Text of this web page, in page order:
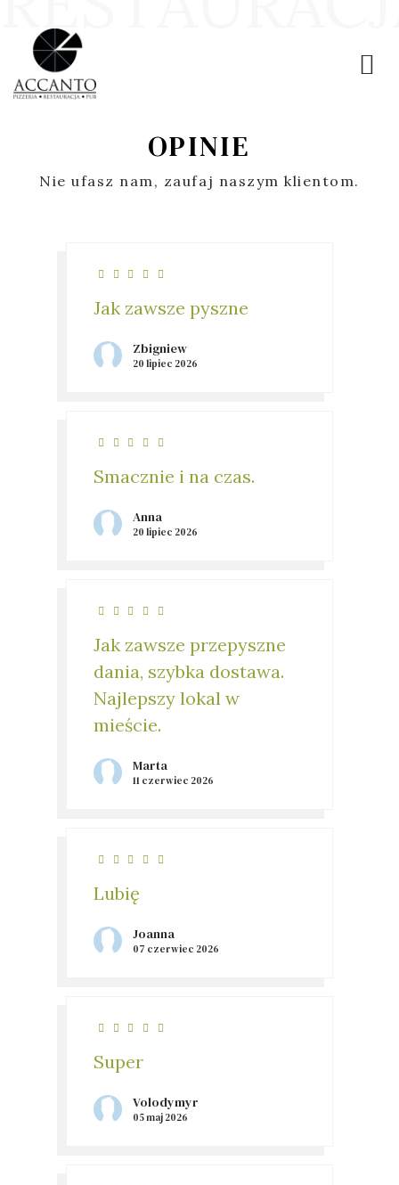
OPINIE
Nie ufasz nam, zaufaj naszym klientom.
Jak zawsze pyszne
Zbigniew
20 lipiec 2026
Smacznie i na czas.
Anna
20 lipiec 2026
Jak zawsze przepyszne
dania, szybka dostawa.
Najlepszy lokal w
mieście.
Marta
11 czerwiec 2026
Lubię
Joanna
07 czerwiec 2026
Super
Volodymyr
05 maj 2026